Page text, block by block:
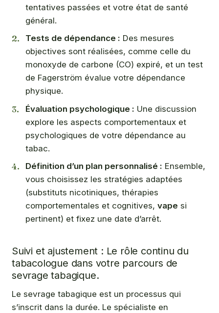
tentatives passées et votre état de santé
général.
Tests de dépendance : Des mesures
objectives sont réalisées, comme celle du
monoxyde de carbone (CO) expiré, et un test
de Fagerström évalue votre dépendance
physique.
Évaluation psychologique : Une discussion
explore les aspects comportementaux et
psychologiques de votre dépendance au
tabac.
Définition d’un plan personnalisé : Ensemble,
vous choisissez les stratégies adaptées
(substituts nicotiniques, thérapies
comportementales et cognitives, vape si
pertinent) et fixez une date d’arrêt.
Suivi et ajustement : Le rôle continu du
tabacologue dans votre parcours de
sevrage tabagique.
Le sevrage tabagique est un processus qui
s’inscrit dans la durée. Le spécialiste en